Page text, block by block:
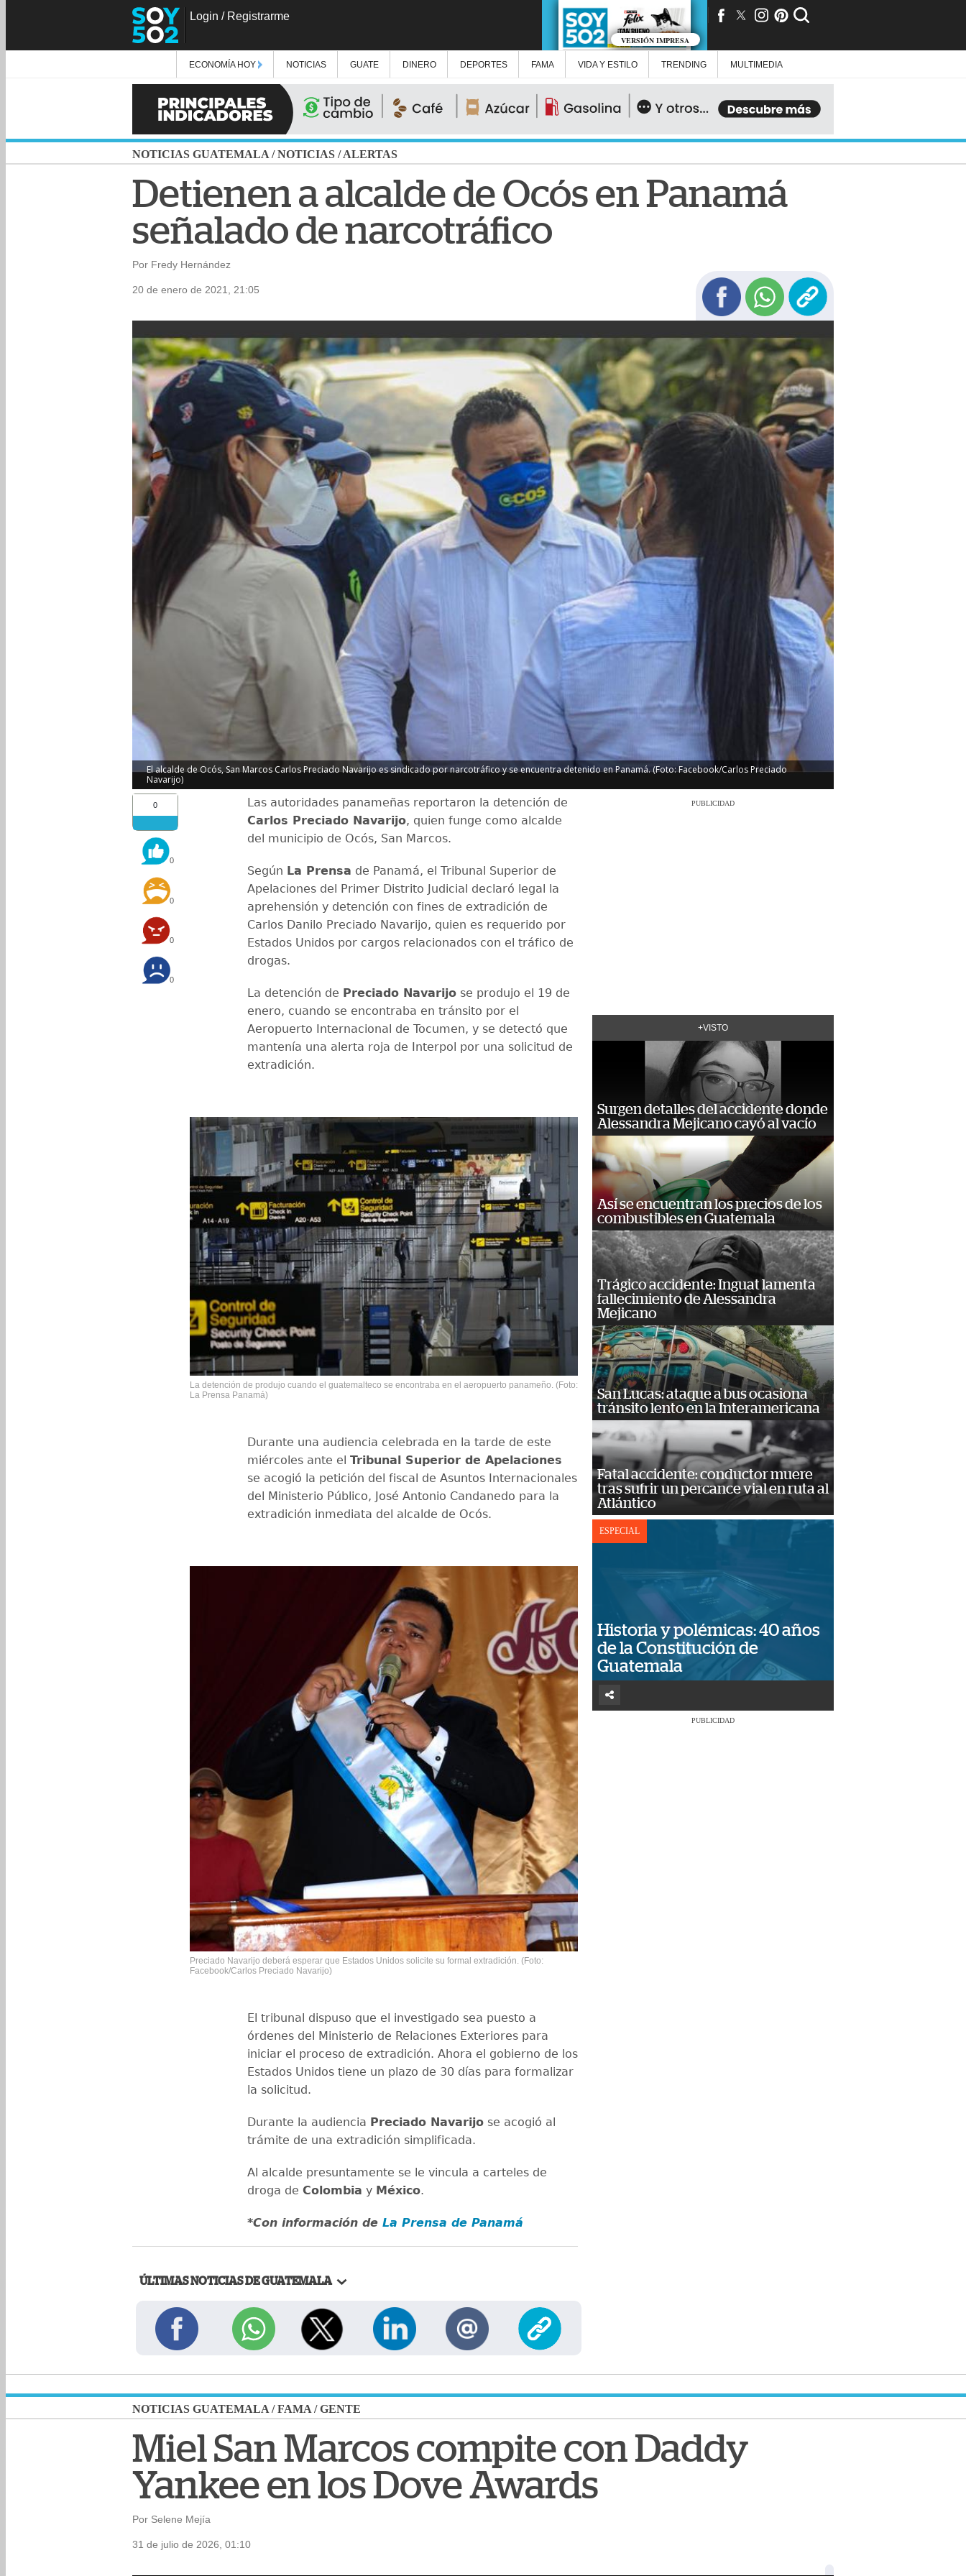
Login / Registrarme
VERSIÓN IMPRESA
ECONOMÍA HOY NOTICIAS GUATE DINERO DEPORTES FAMA VIDA Y ESTILO TRENDING MULTIMEDIA
NOTICIAS GUATEMALA /NOTICIAS /ALERTAS
Detienen a alcalde de Ocós en Panamá
señalado de narcotráfico
Por Fredy Hernández
20 de enero de 2021, 21:05
El alcalde de Ocós, San Marcos Carlos Preciado Navarijo es sindicado por narcotráfico y se encuentra detenido en Panamá. (Foto: Facebook/Carlos Preciado
Navarijo)
0
0
0
0
0
Las autoridades panameñas reportaron la detención de
Carlos Preciado Navarijo, quien funge como alcalde
del municipio de Ocós, San Marcos.
Según La Prensa de Panamá, el Tribunal Superior de
Apelaciones del Primer Distrito Judicial declaró legal la
aprehensión y detención con fines de extradición de
Carlos Danilo Preciado Navarijo, quien es requerido por
Estados Unidos por cargos relacionados con el tráfico de
drogas.
La detención de Preciado Navarijo se produjo el 19 de
enero, cuando se encontraba en tránsito por el
Aeropuerto Internacional de Tocumen, y se detectó que
mantenía una alerta roja de Interpol por una solicitud de
extradición.
La detención de produjo cuando el guatemalteco se encontraba en el aeropuerto panameño. (Foto:
La Prensa Panamá)
Durante una audiencia celebrada en la tarde de este
miércoles ante el Tribunal Superior de Apelaciones
se acogió la petición del fiscal de Asuntos Internacionales
del Ministerio Público, José Antonio Candanedo para la
extradición inmediata del alcalde de Ocós.
Preciado Navarijo deberá esperar que Estados Unidos solicite su formal extradición. (Foto:
Facebook/Carlos Preciado Navarijo)
El tribunal dispuso que el investigado sea puesto a
órdenes del Ministerio de Relaciones Exteriores para
iniciar el proceso de extradición. Ahora el gobierno de los
Estados Unidos tiene un plazo de 30 días para formalizar
la solicitud.
Durante la audiencia Preciado Navarijo se acogió al
trámite de una extradición simplificada.
Al alcalde presuntamente se le vincula a carteles de
droga de Colombia y México.
*Con información de La Prensa de Panamá
ÚLTIMAS NOTICIAS DE GUATEMALA
PUBLICIDAD
+VISTO
Surgen detalles del accidente donde
Alessandra Mejicano cayó al vacío
Así se encuentran los precios de los
combustibles en Guatemala
Trágico accidente: Inguat lamenta
fallecimiento de Alessandra
Mejicano
San Lucas: ataque a bus ocasiona
tránsito lento en la Interamericana
Fatal accidente: conductor muere
tras sufrir un percance vial en ruta al
Atlántico
ESPECIAL
Historia y polémicas: 40 años
de la Constitución de
Guatemala
PUBLICIDAD
NOTICIAS GUATEMALA /FAMA /GENTE
Miel San Marcos compite con Daddy
Yankee en los Dove Awards
Por Selene Mejía
31 de julio de 2026, 01:10